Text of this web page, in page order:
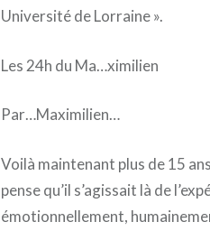
Université de Lorraine ».
Les 24h du Ma…ximilien
Par…Maximilien…
Voilà maintenant plus de 15
pense qu’il s’agissait là de
émotionnellement,